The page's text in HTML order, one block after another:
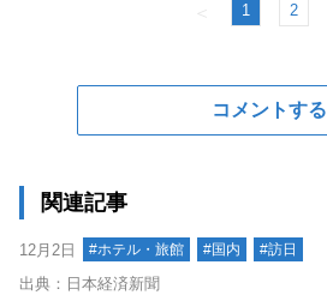
＜ 1 2
コメントする
関連記事
12月2日 #ホテル・旅館 #国内 #訪日
出典：日本経済新聞